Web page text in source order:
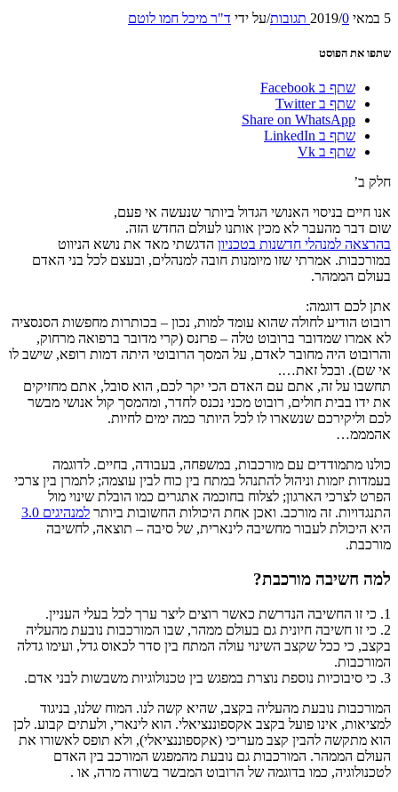
5 במאי 2019 /0 תגובות /על ידי ד"ר מיכל חמו לוטם
שתפו את הפוסט
שתף ב Facebook
שתף ב Twitter
Share on WhatsApp
שתף ב LinkedIn
שתף ב Vk
חלק ב’
אנו חיים בניסוי האנושי הגדול ביותר שנעשה אי פעם,
שום דבר מהעבר לא מכין אותנו לעולם החדש הזה.
בהרצאה למנהלי חדשנות בטכניון הדגשתי מאד את נושא הניווט
במורכבות. אמרתי שזו מיומנות חובה למנהלים, ובעצם לכל בני האדם
בעולם הממהר.
אתן לכם דוגמה:
רובוט הודיע לחולה שהוא עומד למות, נכון – בכותרות מחפשות הסנסציה
לא אמרו שמדובר ברובוט טלה – פרזנס (קרי מדובר ברפואה מרחוק,
והרובוט היה מחובר לאדם, על המסך הרובוטי היתה דמות רופא, שישב לו
אי שם). ובכל זאת….
תחשבו על זה, אתם עם האדם הכי יקר לכם, הוא סובל, אתם מחזיקים
את ידו בבית חולים, רובוט מכני נכנס לחדר, ומהמסך קול אנושי מבשר
לכם וליקירכם שנשארו לו לכל היותר כמה ימים לחיות.
אהמממ…
כולנו מתמודדים עם מורכבות, במשפחה, בעבודה, בחיים. לדוגמה
בעמדות יזמות וניהול להתנהל במתח בין כוח לבין עוצמה; לתמרן בין צרכי
הפרט לצרכי הארגון; לצלוח בחוכמה אתגרים כמו הובלת שינוי מול
התנגדויות. זה מורכב. ואכן אחת היכולות החשובות ביותר למנהיגים 3.0
היא היכולת לעבור מחשיבה לינארית, של סיבה – תוצאה, לחשיבה
מורכבת.
למה חשיבה מורכבת?
1. כי זו החשיבה הנדרשת כאשר רוצים ליצר ערך לכל בעלי העניין.
2. כי זו חשיבה חיונית גם בעולם ממהר, שבו המורכבות נובעת מהעליה
בקצב, כי ככל שקצב השינוי עולה המתח בין סדר לכאוס גדל, ועימו גדלה
המורכבות.
3. כי סיבוכיות נוספת נוצרת במפגש בין טכנולוגיות משבשות לבני אדם.
המורכבות נובעת מהעליה בקצב, שהיא קשה לנו. המוח שלנו, בניגוד
למציאות, אינו פועל בקצב אקספוננציאלי. הוא לינארי, ולעתים קבוע. לכן
הוא מתקשה להבין קצב מעריכי (אקספוננציאלי), ולא תופס לאשורו את
העולם הממהר. המורכבות גם נובעת מהמפגש המורכב בין האדם
לטכנולוגיה, כמו בדוגמה של הרובוט המבשר בשורה מרה, או .